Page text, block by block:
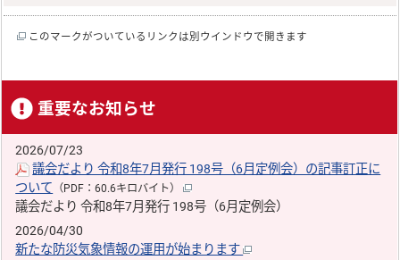
このマークがついているリンクは別ウインドウで開きます
重要なお知らせ
2026/07/23
議会だより 令和8年7月発行 198号（6月定例会）の記事訂正に
ついて （PDF：60.6キロバイト）
議会だより 令和8年7月発行 198号（6月定例会）
2026/04/30
新たな防災気象情報の運用が始まります